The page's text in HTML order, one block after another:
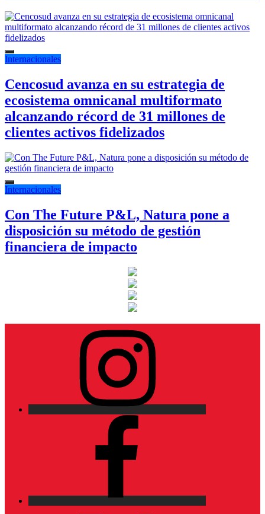
Internacionales
Cencosud avanza en su estrategia de
ecosistema omnicanal multiformato
alcanzando récord de 31 millones de
clientes activos fidelizados
Internacionales
Con The Future P&L, Natura pone a
disposición su método de gestión
financiera de impacto